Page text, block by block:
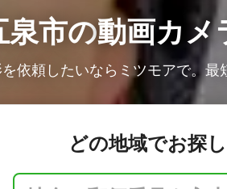
泉市の動画カメ
依頼したいならミツモアで。最
どの地域でお探